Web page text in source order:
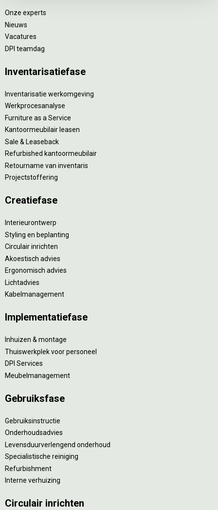
Onze experts
Nieuws
Vacatures
DPI teamdag
Inventarisatiefase
Inventarisatie werkomgeving
Werkprocesanalyse
Furniture as a Service
Kantoormeubilair leasen
Sale & Leaseback
Refurbished kantoormeubilair
Retourname van inventaris
Projectstoffering
Creatiefase
Interieurontwerp
Styling en beplanting
Circulair inrichten
Akoestisch advies
Ergonomisch advies
Lichtadvies
Kabelmanagement
Implementatiefase
Inhuizen & montage
Thuiswerkplek voor personeel
DPI Services
Meubelmanagement
Gebruiksfase
Gebruiksinstructie
Onderhoudsadvies
Levensduurverlengend onderhoud
Specialistische reiniging
Refurbishment
Interne verhuizing
Circulair inrichten